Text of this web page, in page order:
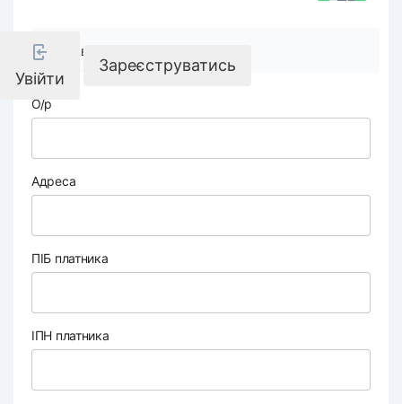
Увійти
Зареєструватись
Реквізити компанії
О/р
Адреса
ПІБ платника
ІПН платника